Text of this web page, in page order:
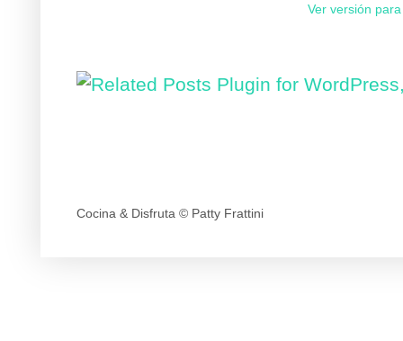
Ver versión
Cocina & Disfruta © Patty Frattini